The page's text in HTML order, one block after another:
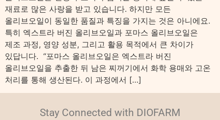
재료로 많은 사랑을 받고 있습니다. 하지만 모든
올리브오일이 동일한 품질과 특징을 가지는 것은 아니에요.
특히 엑스트라 버진 올리브오일과 포마스 올리브오일은
제조 과정, 영양 성분, 그리고 활용 목적에서 큰 차이가
있답니다. “포마스 올리브오일은 엑스트라 버진
올리브오일을 추출한 뒤 남은 찌꺼기에서 화학 용매와 고온
처리를 통해 생산된다. 이 과정에서 […]
Stay Connected with DIOFARM